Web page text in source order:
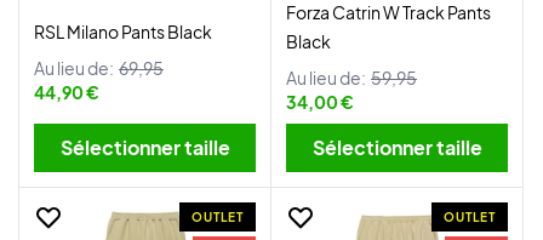
RSL Milano Pants Black
Au lieu de: 69,95
44,90 €
Sélectionner taille
Forza Catrin W Track Pants
Black
Au lieu de: 59,95
34,00 €
Sélectionner taille
OUTLET OUTLET